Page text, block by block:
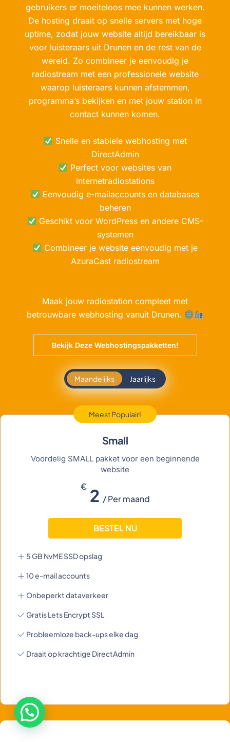
gebruikers er moeiteloos mee kunnen werken.
De hosting draait op snelle servers met hoge
uptime, zodat jouw website altijd bereikbaar is
voor luisteraars uit Drunen en de rest van de
wereld. Zo combineer je eenvoudig je
radiostream met een professionele website
waarop luisteraars kunnen afstemmen,
programma’s bekijken en met jouw station in
contact kunnen komen.
Snelle en stabiele webhosting met
DirectAdmin
Perfect voor websites van
internetradiostations
Eenvoudig e-mailaccounts en databases
beheren
Geschikt voor WordPress en andere CMS-
systemen
Combineer je website eenvoudig met je
AzuraCast radiostream
Maak jouw radiostation compleet met
betrouwbare webhosting vanuit Drunen.
Bekijk Deze Webhostingspakketten!
Maandelijks Jaarlijks
Meest Populair!
Small
Voordelig SMALL pakket voor een beginnende
website
€2 / Per maand
BESTEL NU
5 GB NvME SSD opslag
10 e-mail accounts
Onbeperkt dataverkeer
Gratis Lets Encrypt SSL
Probleemloze back-ups elke dag
Draait op krachtige DirectAdmin